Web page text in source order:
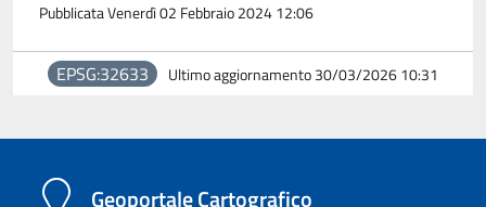
Pubblicata Venerdì 02 Febbraio 2024 12:06
EPSG:32633 Ultimo aggiornamento 30/03/2026 10:31
Geoportale Cartografico